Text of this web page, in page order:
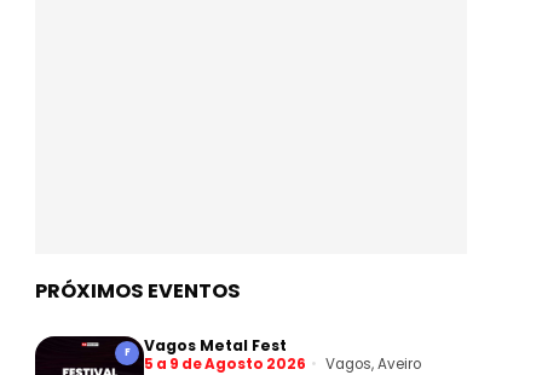
PRÓXIMOS EVENTOS
F Vagos Metal Fest
5 a 9 de Agosto 2026 Vagos, Aveiro